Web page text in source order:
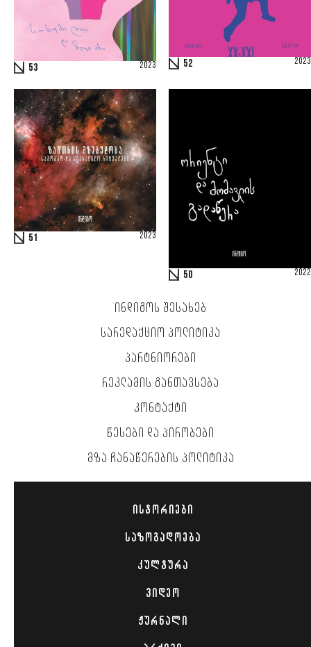
53 2023 52 2023
51 2023
50 2022
ᲘᲜᲓᲘᲒᲝᲡ ᲨᲔᲡᲐᲮᲔᲑ
ᲡᲐᲠᲔᲓᲐᲥᲪᲘᲝ ᲞᲝᲚᲘᲢᲘᲙᲐ
ᲞᲐᲠᲢᲜᲘᲝᲠᲔᲑᲘ
ᲠᲔᲙᲚᲐᲛᲘᲡ ᲒᲐᲜᲗᲐᲕᲡᲔᲑᲐ
ᲙᲝᲜᲢᲐᲥᲢᲘ
ᲬᲔᲡᲔᲑᲘ ᲓᲐ ᲞᲘᲠᲝᲑᲔᲑᲘ
ᲛᲖᲐ ᲩᲐᲜᲐᲬᲔᲠᲔᲑᲘᲡ ᲞᲝᲚᲘᲢᲘᲙᲐ
ᲘᲡᲢᲝᲠᲘᲔᲑᲘ
ᲡᲐᲖᲝᲒᲐᲓᲝᲔᲑᲐ
ᲙᲣᲚᲢᲣᲠᲐ
ᲕᲘᲓᲔᲝ
ᲟᲣᲠᲜᲐᲚᲘ